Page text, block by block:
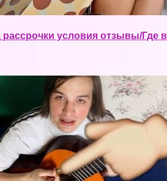
рассрочки условия отзывы/Где